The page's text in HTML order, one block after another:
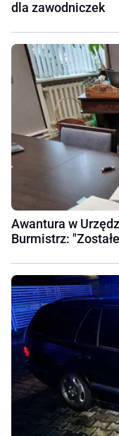
dla zawodniczek
Awantura w
Burmistrz: